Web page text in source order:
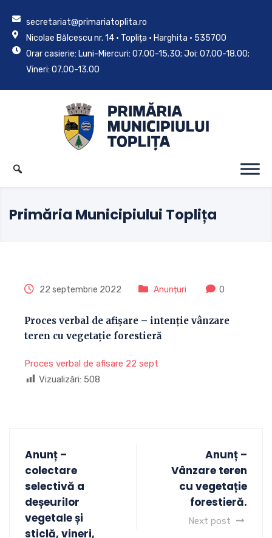
secretariat@primariatoplita.ro
Nicolae Bălcescu nr. 14 • Toplița • Harghita • 535700
Orar casierie: Luni-Miercuri: 07.00-15.30; Joi: 07.00-18.00;
Vineri: 07.00-13.00
Primăria Municipiului Toplița
22 septembrie 2022 Anunțuri 0
Proces verbal de afișare – intenție vânzare
teren cu vegetație forestieră
Proces verbal de afisare 22 sept
Vizualizări: 508
Anunț –
colectare
selectivă a
deșeurilor
vegetale și
sticlă, vineri,
Anunț –
Vânzare teren
cu vegetație
forestieră.
Next post